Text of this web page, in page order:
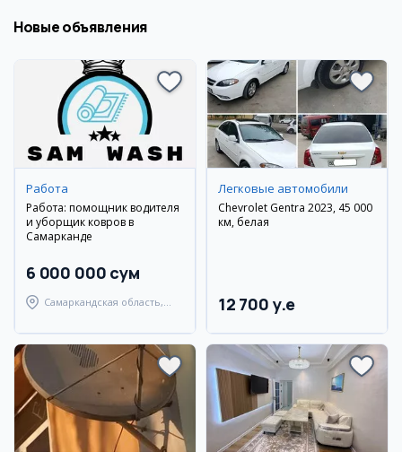
Новые объявления
Работа
Работа: помощник водителя
и уборщик ковров в
Самарканде
6 000 000 сум
Самаркандская область,
Легковые автомобили
Chevrolet Gentra 2023, 45 000
км, белая
12 700 y.e